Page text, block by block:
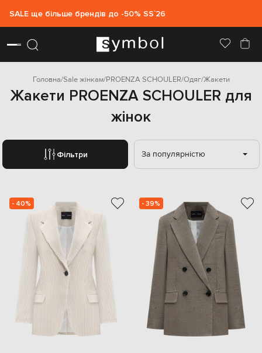
SALE ще більше брендів до -50% SS`26
Головна Sale жінкам PROENZA SCHOULER Одяг Жакети
Жакети PROENZA SCHOULER для
жінок
Фільтри За популярністю
- 40% - 39%